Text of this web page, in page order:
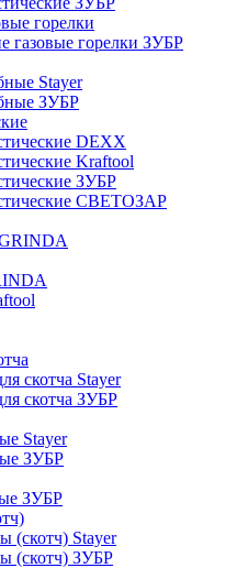
горелки
газовые горелки ЗУБР
Stayer
ЗУБР
DEXX
Kraftool
ЗУБР
СВЕТОЗАР
скотча Stayer
скотча ЗУБР
Stayer
ЗУБР
ЗУБР
(скотч) Stayer
(скотч) ЗУБР